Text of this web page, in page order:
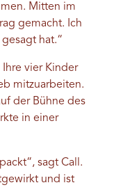
Mitten im
gemacht. Ich
hat.“
Ihre vier Kinder
mitzuarbeiten.
der Bühne des
in einer
sagt Call.
und ist